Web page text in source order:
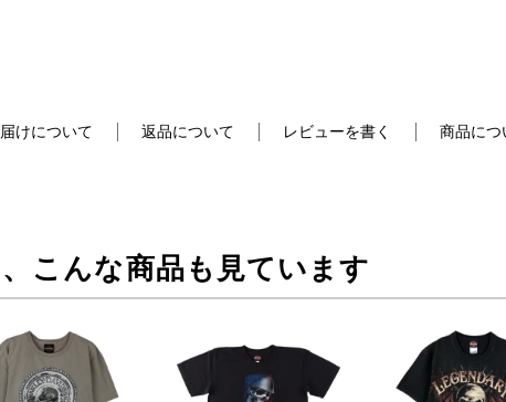
けについて 返品について レビューを書く 商品につ
こんな商品も見ています